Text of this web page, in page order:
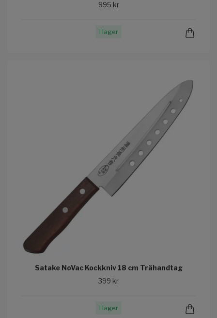
995 kr
I lager
Satake NoVac Kockkniv 18 cm Trähandtag
399 kr
I lager